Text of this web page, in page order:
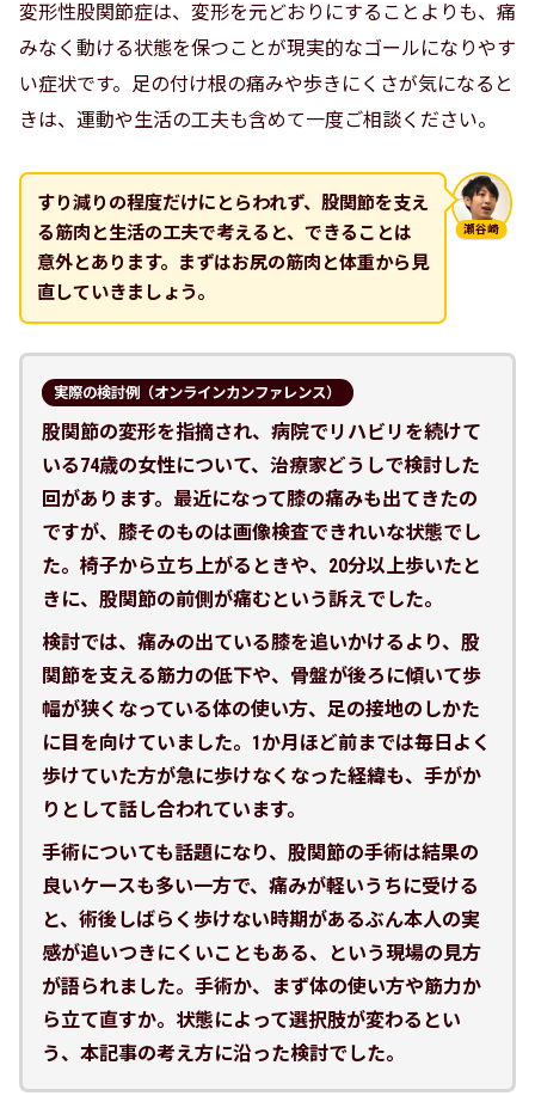
変形性股関節症は、変形を元どおりにすることよりも、痛
みなく動ける状態を保つことが現実的なゴールになりやす
い症状です。足の付け根の痛みや歩きにくさが気になると
きは、運動や生活の工夫も含めて一度ご相談ください。
瀬谷崎
すり減りの程度だけにとらわれず、股関節を支え
る筋肉と生活の工夫で考えると、できることは
意外とあります。まずはお尻の筋肉と体重から見
直していきましょう。
実際の検討例（オンラインカンファレンス）
股関節の変形を指摘され、病院でリハビリを続けて
いる74歳の女性について、治療家どうしで検討した
回があります。最近になって膝の痛みも出てきたの
ですが、膝そのものは画像検査できれいな状態でし
た。椅子から立ち上がるときや、20分以上歩いたと
きに、股関節の前側が痛むという訴えでした。
検討では、痛みの出ている膝を追いかけるより、股
関節を支える筋力の低下や、骨盤が後ろに傾いて歩
幅が狭くなっている体の使い方、足の接地のしかた
に目を向けていました。1か月ほど前までは毎日よく
歩けていた方が急に歩けなくなった経緯も、手がか
りとして話し合われています。
手術についても話題になり、股関節の手術は結果の
良いケースも多い一方で、痛みが軽いうちに受ける
と、術後しばらく歩けない時期があるぶん本人の実
感が追いつきにくいこともある、という現場の見方
が語られました。手術か、まず体の使い方や筋力か
ら立て直すか。状態によって選択肢が変わるとい
う、本記事の考え方に沿った検討でした。